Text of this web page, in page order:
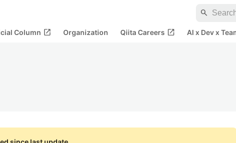
search
Column open_in_new Organization Qiita Careers open_in_new AI x Dev x